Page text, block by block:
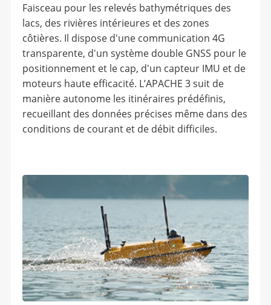
Faisceau pour les relevés bathymétriques des
lacs, des rivières intérieures et des zones
côtières. Il dispose d'une communication 4G
transparente, d'un système double GNSS pour le
positionnement et le cap, d'un capteur IMU et de
moteurs haute efficacité. L’APACHE 3 suit de
manière autonome les itinéraires prédéfinis,
recueillant des données précises même dans des
conditions de courant et de débit difficiles.